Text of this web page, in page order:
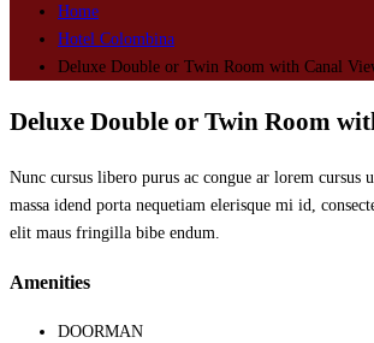
Home
Hotel Colombina
Deluxe Double or Twin Room with Canal
Deluxe Double or Twin Room
Nunc cursus libero purus ac congue ar lorem cursus
massa idend porta nequetiam elerisque mi id,
elit maus fringilla bibe endum.
Amenities
DOORMAN